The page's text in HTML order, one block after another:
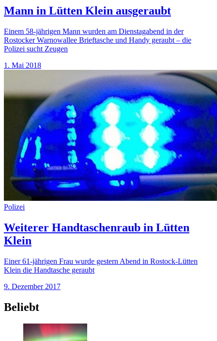
Mann in Lütten Klein ausgeraubt
Einem 58-jährigen Mann wurden am Dienstagabend in der
Rostocker Warnowallee Brieftasche und Handy geraubt – die
Polizei sucht Zeugen
1. Mai 2018
Polizei
Weiterer Handtaschenraub in Lütten
Klein
Einer 61-jährigen Frau wurde gestern Abend in Rostock-Lütten
Klein die Handtasche geraubt
9. Dezember 2017
Beliebt